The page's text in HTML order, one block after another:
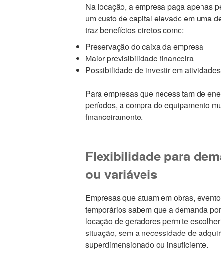
Na locação, a empresa paga apenas
um custo de capital elevado em uma
traz benefícios diretos como:
Preservação do caixa da empresa
Maior previsibilidade financeira
Possibilidade de investir em
Para empresas que necessitam de
períodos, a compra do equipamento
financeiramente.
Flexibilidade para
ou variáveis
Empresas que atuam em obras,
temporários sabem que a demanda
locação de geradores permite
situação, sem a necessidade de
superdimensionado ou insuficiente.